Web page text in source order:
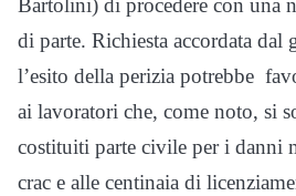
Bartolini) di procedere con una
di parte. Richiesta accordata dal
l’esito della perizia potrebbe
ai lavoratori che, come noto, si
costituiti parte civile per i danni
crac e alle centinaia di